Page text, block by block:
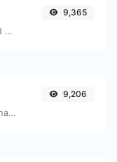
Vegyél egy IP-t, és próbáld meg keresni a hozzá kapcsolódó domaint/hostot.
9,365
Generálj egy bcrypt jelszóhash-t bármilyen szöveges bemenethez.
9,206